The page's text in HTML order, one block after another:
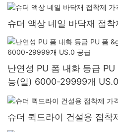
슈더 액상 네일 바닥재 접착
난연성 PU 폼 내화 등급
능(일) 6000-29999개
슈더 퀵드라이 건설용 접착